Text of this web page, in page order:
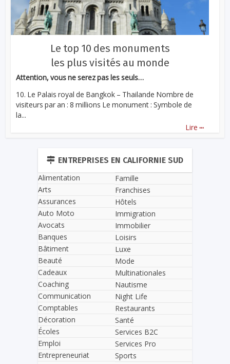
Le top 10 des monuments
les plus visités au monde
Attention, vous ne serez pas les seuls…
10. Le Palais royal de Bangkok – Thailande Nombre de
visiteurs par an : 8 millions Le monument : Symbole de
la...
Lire ...
ENTREPRISES EN CALIFORNIE SUD
Alimentation
Arts
Assurances
Auto Moto
Avocats
Banques
Bâtiment
Beauté
Cadeaux
Coaching
Communication
Comptables
Décoration
Écoles
Emploi
Entrepreneuriat
Famille
Franchises
Hôtels
Immigration
Immobilier
Loisirs
Luxe
Mode
Multinationales
Nautisme
Night Life
Restaurants
Santé
Services B2C
Services Pro
Sports